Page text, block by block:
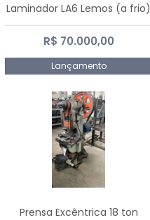
Laminador LA6 Lemos (a frio)
R$ 70.000,00
Lançamento
Prensa Excêntrica 18 ton